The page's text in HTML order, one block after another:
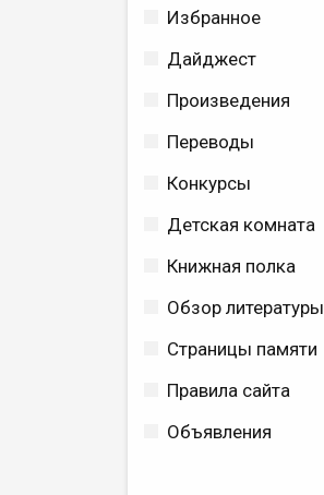
Избранное
Дайджест
Произведения
Переводы
Конкурсы
Детская комната
Книжная полка
Обзор литературы
Страницы памяти
Правила сайта
Объявления